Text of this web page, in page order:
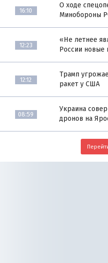
16:10
О ходе
Минобороны
12:23
«Не летнее
России новые
12:12
Трамп
ракет у США
08:59
Украина
дронов на